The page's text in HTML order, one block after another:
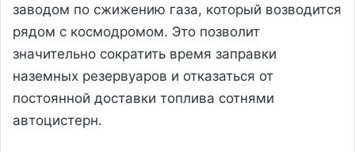
заводом по сжижению газа, который возводится
рядом с космодромом. Это позволит
значительно сократить время заправки
наземных резервуаров и отказаться от
постоянной доставки топлива сотнями
автоцистерн.